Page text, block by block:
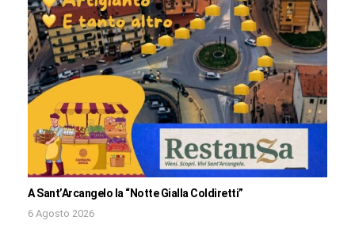
A Sant’Arcangelo la “Notte Gialla Coldiretti”
6 Agosto 2026